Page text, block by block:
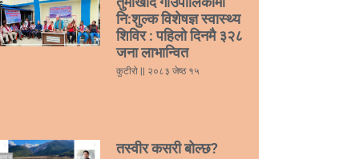
नि:शुल्क विशेषज्ञ स्वास्थ्य
शिविर : पहिलो दिनमै ३२८
जना लाभान्वित
कुटीरो २०८३ जेष्ठ १५
तस्वीर कसरी बोल्छ?